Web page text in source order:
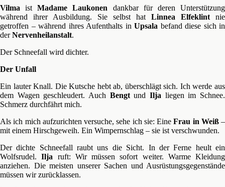
Vilma istMadame Laukonen dankbar für deren Unterstützung
während ihrer Ausbildung. Sie selbst hat Linnea Elfeklint nie
getroffen – während ihres Aufenthalts in Upsala befand diese sich in
derNervenheilanstalt.
Der Schneefall wird dichter.
Der Unfall
Ein lauter Knall. Die Kutsche hebt ab, überschlägt sich. Ich werde aus
dem Wagen geschleudert. Auch BengtundIlja liegen im Schnee.
Schmerz durchfährt mich.
Als ich mich aufzurichten versuche, sehe ich sie: EineFrau in Weiß–
mit einem Hirschgeweih. Ein Wimpernschlag – sie ist verschwunden.
Der dichte Schneefall raubt uns die Sicht. In der Ferne heult ein
Wolfsrudel.Ilja ruft: Wir müssen sofort weiter. Warme Kleidung
anziehen. Die meisten unserer Sachen und Ausrüstungsgegenstände
müssen wir zurücklassen.